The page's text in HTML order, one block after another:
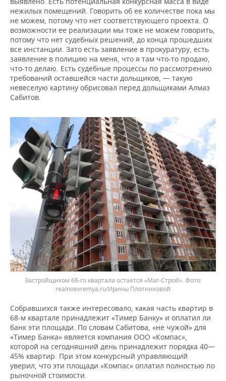
нежилых помещений. Говорить об ее количестве пока мы
не можем, потому что нет соответствующего проекта. О
возможности ее реализации мы тоже не можем говорить,
потому что нет судебных решений, до конца прошедших
все инстанции. Зато есть заявление в прокуратуру, есть
заявление в полицию на меня, что я там что-то продаю,
что-то делаю. Есть судебные процессы по рассмотрению
требований оставшейся части дольщиков, — такую
невеселую картину обрисовал перед дольщиками Алмаз
Сабитов.
Застройщиком 68-го квартала остается «Маг-Строй».
realnoevremya.ru/Ирины Плотниковой
Собравшихся также интересовало, какая часть квартир в
68-м квартале принадлежит «Тимер Банку» и оплатил ли
банк эти площади. По словам Сабитова, «не чужой» для
«Тимер Банка» является компания ООО «Компас»,
которой на сегодняшний день принадлежит порядка 40—
45% квартир. При этом конкурсный управляющий
уверил, что эти площади «Компас» оплатил полностью по
рыночной стоимости.